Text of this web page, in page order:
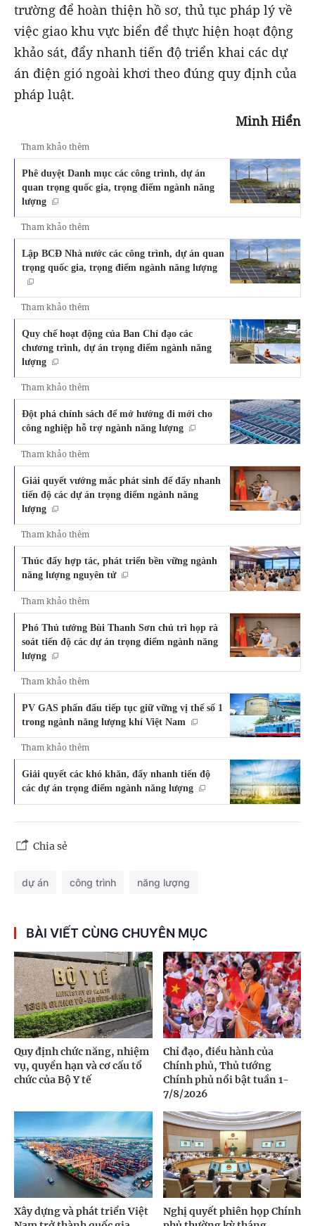
trường để hoàn thiện hồ sơ, thủ tục pháp lý về
việc giao khu vực biển để thực hiện hoạt động
khảo sát, đẩy nhanh tiến độ triển khai các dự
án điện gió ngoài khơi theo đúng quy định của
pháp luật.
Minh Hiển
Tham khảo thêm
Phê duyệt Danh mục các công trình, dự án
quan trọng quốc gia, trọng điểm ngành năng
lượng
Tham khảo thêm
Lập BCĐ Nhà nước các công trình, dự án quan
trọng quốc gia, trọng điểm ngành năng lượng
Tham khảo thêm
Quy chế hoạt động của Ban Chỉ đạo các
chương trình, dự án trọng điểm ngành năng
lượng
Tham khảo thêm
Đột phá chính sách để mở hướng đi mới cho
công nghiệp hỗ trợ ngành năng lượng
Tham khảo thêm
Giải quyết vướng mắc phát sinh để đẩy nhanh
tiến độ các dự án trọng điểm ngành năng
lượng
Tham khảo thêm
Thúc đẩy hợp tác, phát triển bền vững ngành
năng lượng nguyên tử
Tham khảo thêm
Phó Thủ tướng Bùi Thanh Sơn chủ trì họp rà
soát tiến độ các dự án trọng điểm ngành năng
lượng
Tham khảo thêm
PV GAS phấn đấu tiếp tục giữ vững vị thế số 1
trong ngành năng lượng khí Việt Nam
Tham khảo thêm
Giải quyết các khó khăn, đẩy nhanh tiến độ
các dự án trọng điểm ngành năng lượng
Chia sẻ
dự án công trình năng lượng
BÀI VIẾT CÙNG CHUYÊN MỤC
Quy định chức năng, nhiệm
vụ, quyền hạn và cơ cấu tổ
chức của Bộ Y tế
Chỉ đạo, điều hành của
Chính phủ, Thủ tướng
Chính phủ nổi bật tuần 1-
7/8/2026
Xây dựng và phát triển Việt
Nghị quyết phiên họp Chính